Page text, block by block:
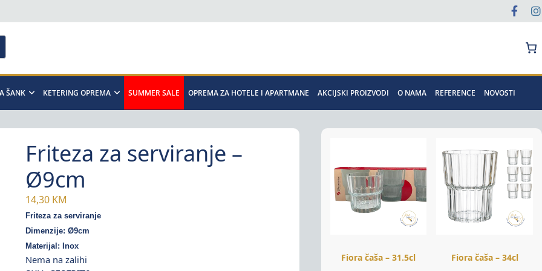
ŠANK KETERING OPREMA SUMMER SALE OPREMA ZA HOTELE I APARTMANE AKCIJSKI PROIZVODI O NAMA REFERENCE NOVOSTI
Friteza za serviranje –
Ø9cm
14,30 KM
Friteza za serviranje
Dimenzije: Ø9cm
Materijal: Inox
Nema na zalihi
Fiora čaša – 31.5cl
Fiora čaša – 34cl